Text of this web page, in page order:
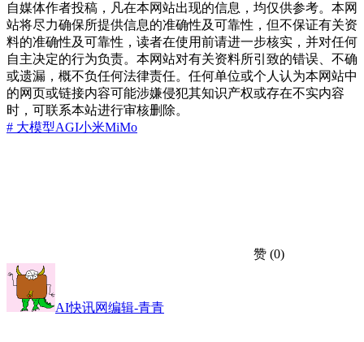
自媒体作者投稿，凡在本网站出现的信息，均仅供参考。本网
站将尽力确保所提供信息的准确性及可靠性，但不保证有关资
料的准确性及可靠性，读者在使用前请进一步核实，并对任何
自主决定的行为负责。本网站对有关资料所引致的错误、不确
或遗漏，概不负任何法律责任。任何单位或个人认为本网站中
的网页或链接内容可能涉嫌侵犯其知识产权或存在不实内容
时，可联系本站进行审核删除。
# 大模型AGI小米MiMo
赞 (0)
AI快讯网编辑-青青